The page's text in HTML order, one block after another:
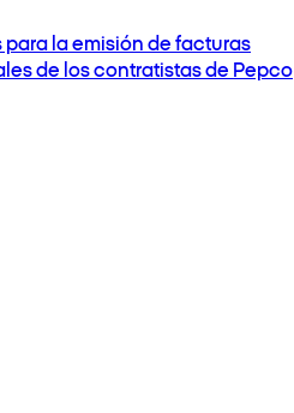
la emisión de facturas
de los contratistas de Pepco